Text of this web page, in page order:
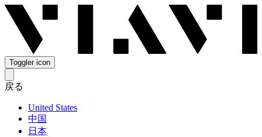
Toggler icon
戻る
United States
中国
日本